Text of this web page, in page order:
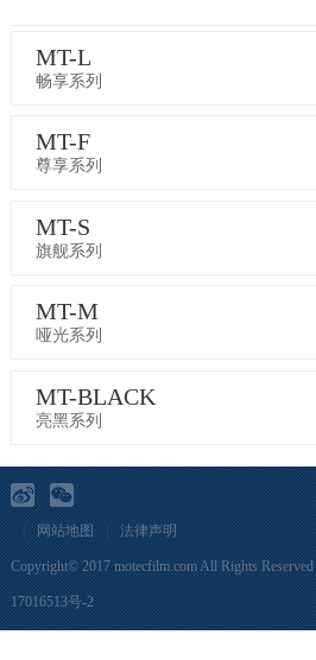
MT-L
畅享系列
MT-F
尊享系列
MT-S
旗舰系列
MT-M
哑光系列
MT-BLACK
亮黑系列
| 网站地图 | 法律声明
Copyright© 2017 motecfilm.com All Rights Reserved
17016513号-2